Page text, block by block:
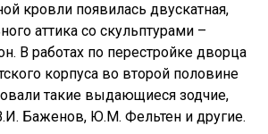
кровли появилась двускатная,
аттика со скульптурами –
В работах по перестройке дворца
корпуса во второй половине
такие выдающиеся зодчие,
Баженов, Ю.М. Фельтен и другие.